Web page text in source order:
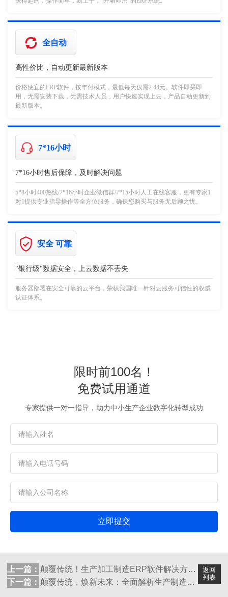
全自动
高性价比，自动更新最新版本
价格便宜的ERP软件，按年付模式，最低每天仅需2.44元。软件即买即
用，无需安装下载，无需技术人员，用户快速实现上云，产品自动更新到
最新版本。
7*16小时
7*16小时售后保障，及时解决问题
5*8小时400热线/7*16小时企业微信群/7*15小时人工在线客服，更有专家1
对1提供专业指导操作等全方位服务，确保您购买与服务无后顾之忧。
安全 可靠
"银行级"数据安全，上云数据不丢失
服务器部署在安全可靠的云平台，荣获我国唯一针对云服务可信性的权威
认证体系。
限时前100名！
免费试用通道
专家提供一对一指导，助力中小生产企业数字化转型成功
立即提交
返回
列表
上一篇： 颠覆传统！生产加工制造ERP软件解决方案...
下一篇： 颠覆传统，焕新未来：全面解析生产制造ER...